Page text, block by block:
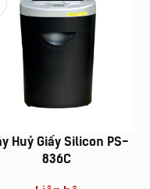
Huỷ Giấy Silicon PS-
836C